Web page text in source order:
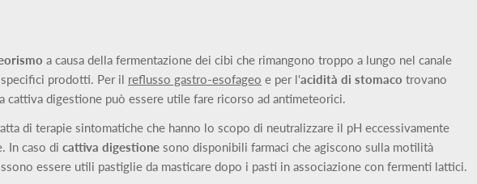
a causa della fermentazione dei cibi che rimangono troppo a lungo nel canale
prodotti. Per il reflusso gastro-esofageo e per l'acidità di stomaco trovano
cattiva digestione può essere utile fare ricorso ad antimeteorici.
di terapie sintomatiche che hanno lo scopo di neutralizzare il pH eccessivamente
In caso di cattiva digestione sono disponibili farmaci che agiscono sulla motilità
essere utili pastiglie da masticare dopo i pasti in associazione con fermenti lattici.